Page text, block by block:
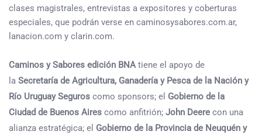
clases magistrales, entrevistas a expositores y coberturas
especiales, que podrán verse en caminosysabores.com.ar,
lanacion.com y clarin.com.
Caminos y Sabores edición BNAtiene el apoyo de
la Secretaría de Agricultura, Ganadería y Pesca de la Nación y
Río Uruguay Seguros como sponsors; el Gobierno de la
Ciudad de Buenos Aires como anfitrión; John Deere con una
alianza estratégica; el Gobierno de la Provincia de Neuquén y